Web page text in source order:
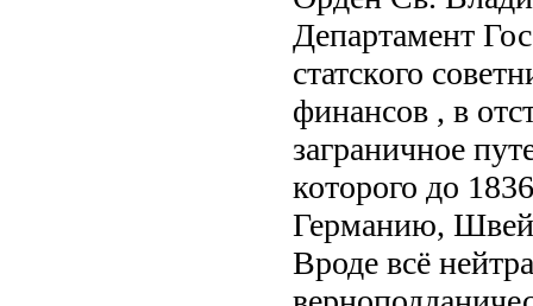
Департамент
статского
финансов , в
заграничное
которого до
Германию,
Вроде всё